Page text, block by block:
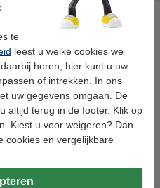
te
leest u welke cookies we
horen; hier kunt u uw
of intrekken. In ons
uw gegevens omgaan. De
altijd terug in de footer. Klik op
Kiest u voor weigeren? Dan
cookies en vergelijkbare
geel (123inkt huismerk)
en omschrijving
Bestellen